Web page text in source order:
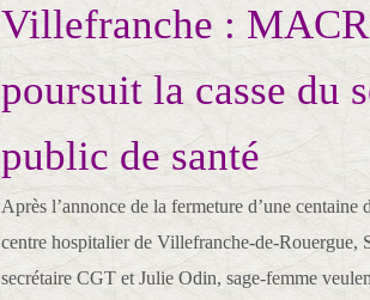
Villefranche :
poursuit la casse du
public de santé
Après l’annonce de la fermeture d’une centaine
centre hospitalier de Villefranche-de-Rouergue,
secrétaire CGT et Julie Odin, sage-femme